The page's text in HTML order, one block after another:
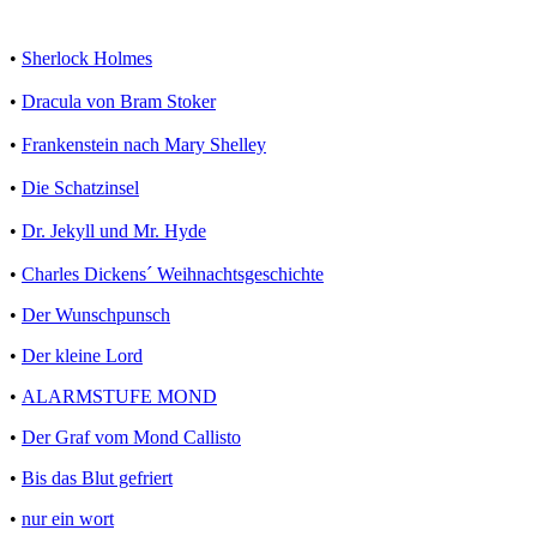
• Sherlock Holmes
• Dracula von Bram Stoker
• Frankenstein nach Mary Shelley
• Die Schatzinsel
• Dr. Jekyll und Mr. Hyde
• Charles Dickens´ Weihnachtsgeschichte
• Der Wunschpunsch
• Der kleine Lord
• ALARMSTUFE MOND
• Der Graf vom Mond Callisto
• Bis das Blut gefriert
• nur ein wort